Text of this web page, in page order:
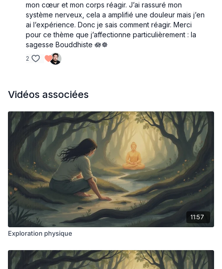
mon cœur et mon corps réagir. J’ai rassuré mon
système nerveux, cela a amplifié une douleur mais j’en
ai l’expérience. Donc je sais comment réagir. Merci
pour ce thème que j’affectionne particulièrement : la
sagesse Bouddhiste 🪷☸️
2
Vidéos associées
11:57
Exploration physique